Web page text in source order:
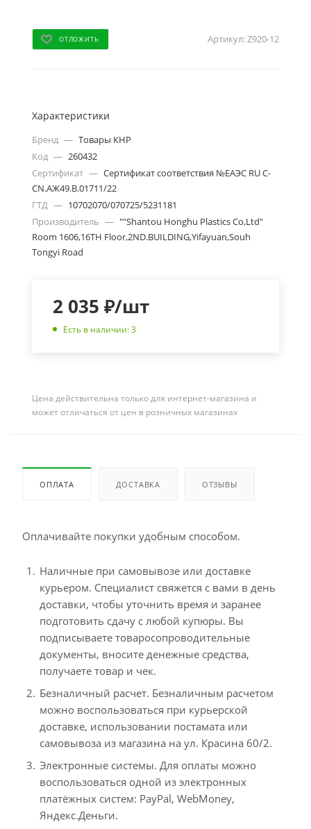
ОТЛОЖИТЬ Артикул:Z920-12
Характеристики
Бренд — Товары КНР
Код — 260432
Сертификат — Сертификат соответствия №ЕАЭС RU С-
CN.АЖ49.В.01711/22
ГТД — 10702070/070725/5231181
Производитель — ""Shantou Honghu Plastics Co,Ltd"
Room 1606,16TH Floor,2ND.BUILDING,Yifayuan,Souh
Tongyi Road
2 035 ₽/шт
Есть в наличии: 3
Цена действительна только для интернет-магазина и
может отличаться от цен в розничных магазинах
ОПЛАТА ДОСТАВКА ОТЗЫВЫ
Оплачивайте покупки удобным способом.
Наличные при самовывозе или доставке
курьером. Специалист свяжется с вами в день
доставки, чтобы уточнить время и заранее
подготовить сдачу с любой купюры. Вы
подписываете товаросопроводительные
документы, вносите денежные средства,
получаете товар и чек.
Безналичный расчет. Безналичным расчетом
можно воспользоваться при курьерской
доставке, использовании постамата или
самовывоза из магазина на ул. Красина 60/2.
Электронные системы. Для оплаты можно
воспользоваться одной из электронных
платёжных систем: PayPal, WebMoney,
Яндекс.Деньги.